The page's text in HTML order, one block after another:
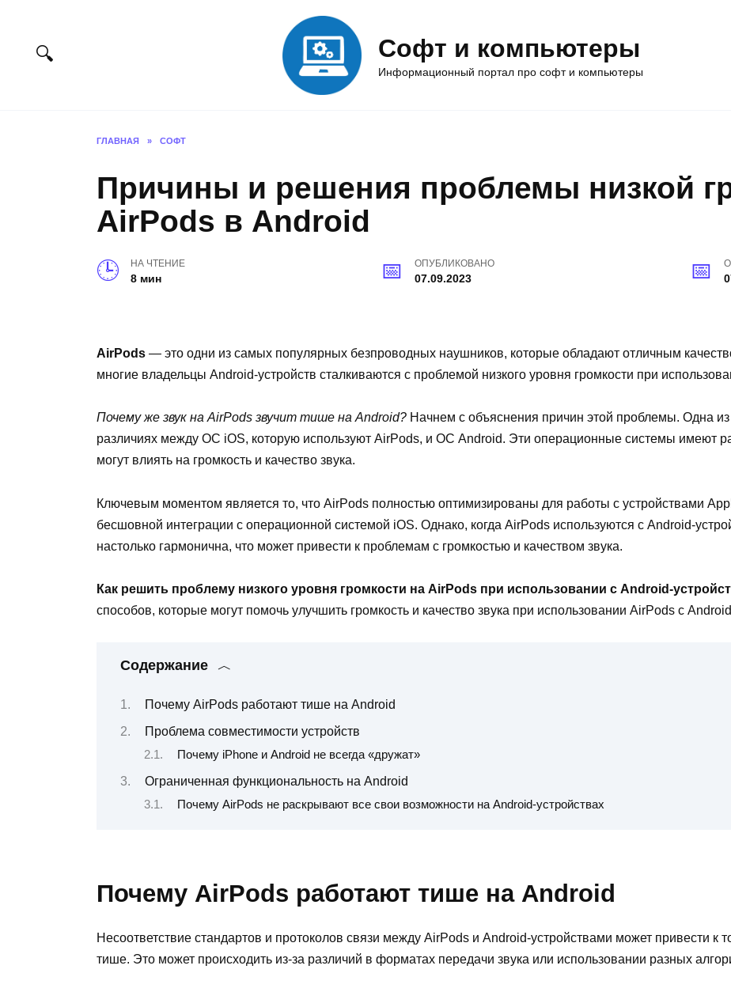
содержанию
Софт и компьютеры
Информационный портал про софт и компьютеры
ГЛАВНАЯ » СОФТ
Причины и решения проблемы низкой
AirPods в Android
НА ЧТЕНИЕ
8 мин
ОПУБЛИКОВАНО
07.09.2023
AirPods — это одни из самых популярных безпроводных наушников, которые обладают отличным
многие владельцы Android-устройств сталкиваются с проблемой низкого уровня громкости при
Почему же звук на AirPods звучит тише на Android? Начнем с объяснения причин этой проблемы. Одна
различиях между ОС iOS, которую используют AirPods, и ОС Android. Эти операционные системы имеют
могут влиять на громкость и качество звука.
Ключевым моментом является то, что AirPods полностью оптимизированы для работы с устройствами
бесшовной интеграции с операционной системой iOS. Однако, когда AirPods используются с Android-
настолько гармонична, что может привести к проблемам с громкостью и качеством звука.
Как решить проблему низкого уровня громкости на AirPods при использовании с Android-
способов, которые могут помочь улучшить громкость и качество звука при использовании AirPods с
Содержание
Почему AirPods работают тише на Android
Проблема совместимости устройств
Почему iPhone и Android не всегда «дружат»
Ограниченная функциональность на Android
Почему AirPods не раскрывают все свои возможности на Android-устройствах
Почему AirPods работают тише на Android
Несоответствие стандартов и протоколов связи между AirPods и Android-устройствами может привести к
тише. Это может происходить из-за различий в форматах передачи звука или использовании разных